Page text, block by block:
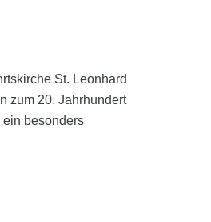
St. Leonhard
zum 20. Jahrhundert
besonders